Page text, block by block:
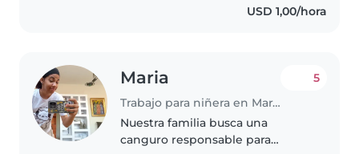
USD 1,00/hora
Maria
Trabajo para niñera en Maracaibo
5
Nuestra familia busca una
canguro responsable para